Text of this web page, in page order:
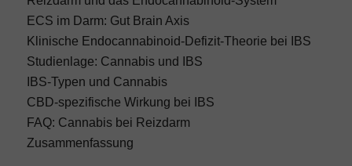
ECS im Darm: Gut Brain Axis
Klinische Endocannabinoid-Defizit-Theorie bei IBS
Studienlage: Cannabis und IBS
IBS-Typen und Cannabis
CBD-spezifische Wirkung bei IBS
FAQ: Cannabis bei Reizdarm
Zusammenfassung